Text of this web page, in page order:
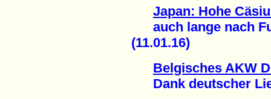
Japan: Hohe
auch lange nach
(11.01.16)
Belgisches AKW
Dank deutscher